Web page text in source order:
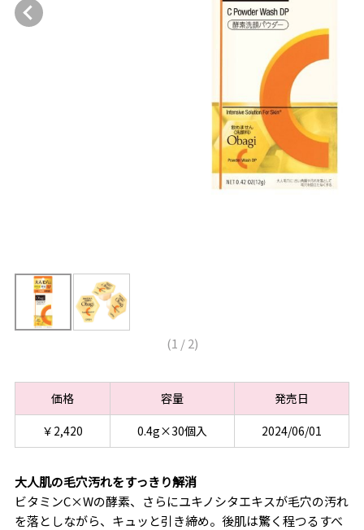
(1 /2)
価格 容量
発売日
￥2,420
0.4g×30個入 2024/06/01
大人肌の毛穴汚れをすっきり解消
ビタミンC×Wの酵素、さらにユキノシタエキスが毛穴の汚れ
を落としながら、キュッと引き締め。後肌は驚く程つるすべ